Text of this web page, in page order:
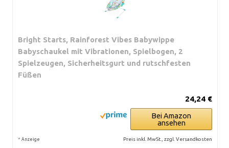
Bright Starts, Rainforest Vibes Babywippe
Babyschaukel mit Vibrationen, Spielbogen, 2
Spielzeugen, Sicherheitsgurt und rutschfesten
Füßen
24,24 €
Bei Amazon
ansehen
* Anzeige Preis inkl. MwSt., zzgl. Versandkosten